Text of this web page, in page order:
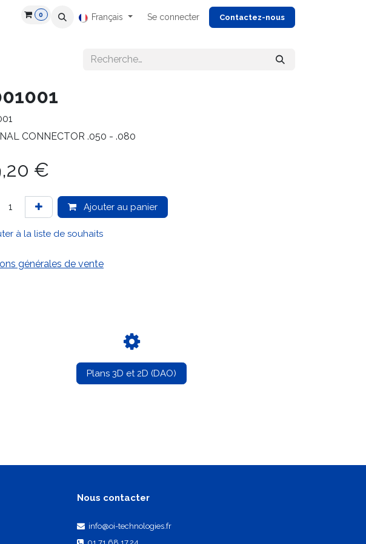
Ressources
0 Français Se connecter Contactez-nous
CONNECTOR .050 - .080
€
Ajouter au panier
à la liste de souhaits
générales de vente
Plans 3D et 2D (DAO)
Nous contacter
info@oi-technologies.fr